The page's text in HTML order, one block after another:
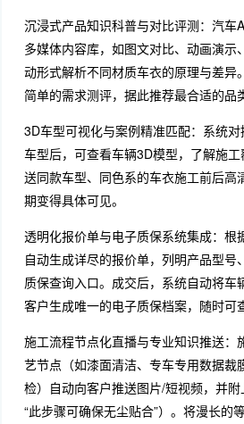
沉浸式产品知识科普与对比评测：汽车
多媒体内容库，如图文对比、动画演示
动形式解析不同材质车衣的原理与差异
简单的需求测评，据此推荐最合适的品
3D车型可视化与案例精准匹配：系统
车型后，可查看车辆3D模型，了解施
送同款车型、同色系的车衣施工前后高
期变得具体可见。
透明化报价单与电子质保系统集成：根
自动生成详尽的报价单，列明产品型号
质保查询入口。成交后，系统自动将车
客户生成唯一的电子质保档案，随时可
施工流程节点化直播与专业知识推送：
艺节点（如漆面清洁、专车专用数据裁
检）自动向客户推送图片/短视频，并
“此步骤可确保无尘贴合”）。将漫长的